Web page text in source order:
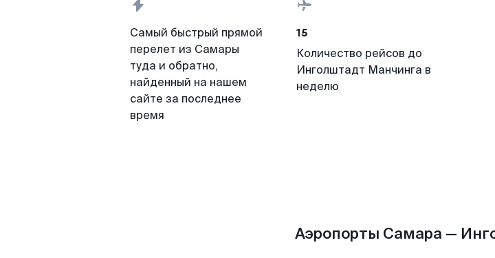
Самый быстрый прямой
перелет из Самары
туда и обратно,
найденный на нашем
сайте за последнее
время
15
Количество рейсов до
Инголштадт Манчинга в
неделю
Аэропорты Самара —